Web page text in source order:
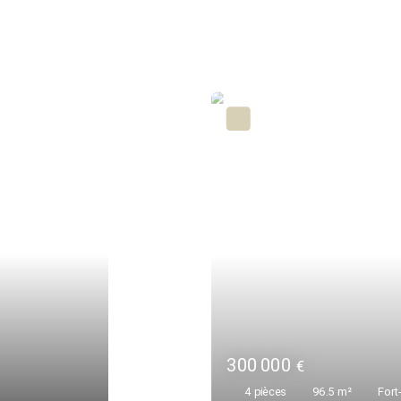
300 000 €
4 pièces 96.5 m²